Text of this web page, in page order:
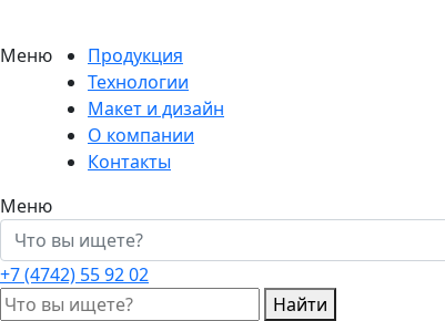
Меню
Продукция
Технологии
Макет и дизайн
О компании
Контакты
Меню
+7 (4742) 55 92 02
Найти